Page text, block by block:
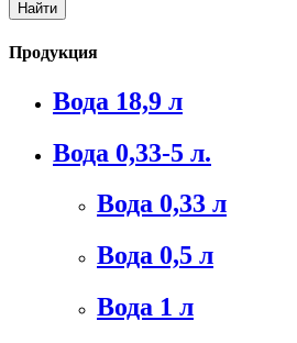
Продукция
Вода 18,9 л
Вода 0,33-5 л.
Вода 0,33 л
Вода 0,5 л
Вода 1 л